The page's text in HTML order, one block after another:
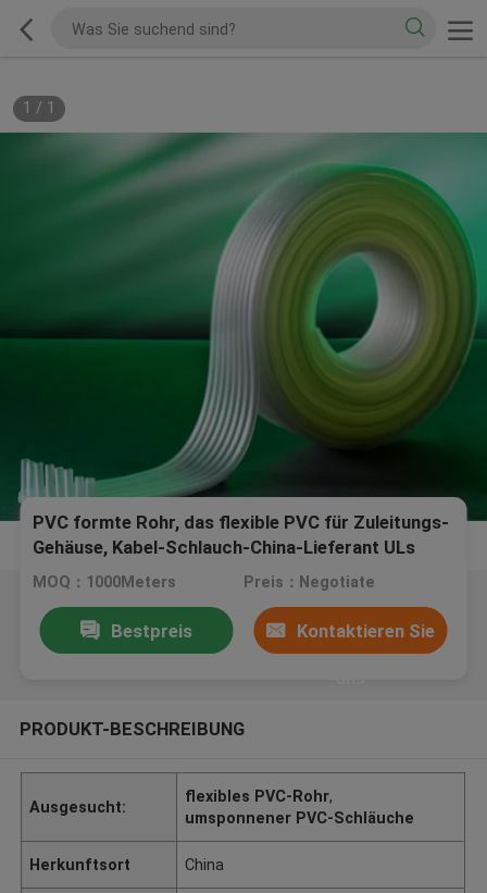
1 / 1
PVC formte Rohr, das flexible PVC für Zuleitungs-
Gehäuse, Kabel-Schlauch-China-Lieferant ULs
VW-1
MOQ：1000Meters Preis：Negotiate
Bestpreis Kontaktieren Sie
PRODUKT-BESCHREIBUNG
Ausgesucht:
flexibles PVC-Rohr,
umsponnener PVC-Schläuche
Herkunftsort China